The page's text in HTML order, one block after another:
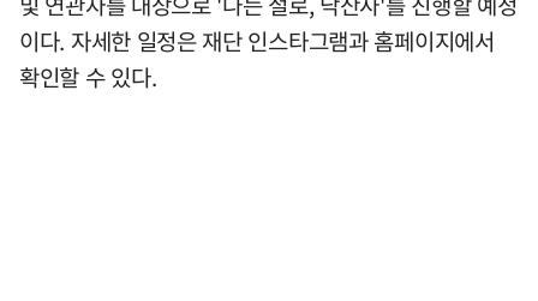
이다. 자세한 일정은 재단 인스타그램과 홈페이지에서
확인할 수 있다.